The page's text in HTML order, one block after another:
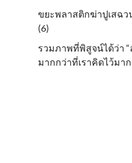
ขยะพลาสติกฆ่าปูเสฉว
(6)
รวมภาพที่พิสูจน์ได้ว่า “
มากกว่าที่เราคิดไว้มา